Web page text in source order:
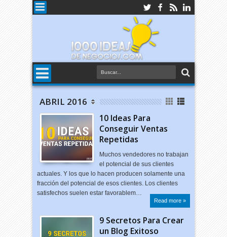
ABRIL 2016
10 Ideas Para
Conseguir Ventas
Repetidas
Muchos vendedores no trabajan
el potencial de sus clientes
actuales. Y los que lo hacen producen solamente una
fracción del potencial de esos clientes. Los clientes
satisfechos suelen estar favorablem…
Read more »
9 Secretos Para Crear
un Blog Exitoso